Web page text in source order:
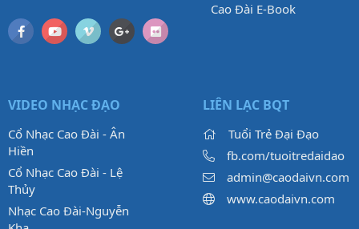
Cao Đài E-Book
VIDEO NHẠC ĐẠO
Cổ Nhạc Cao Đài - Ân
Hiền
Cổ Nhạc Cao Đài - Lệ
Thủy
Nhạc Cao Đài-Nguyễn
LIÊN LẠC BQT
Tuổi Trẻ Đại Đạo
fb.com/tuoitredaidao
admin@caodaivn.com
www.caodaivn.com